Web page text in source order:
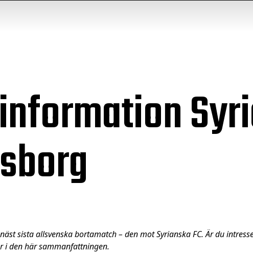
sista allsvenska bortamatch – den mot Syrianska FC. Är du
i den här sammanfattningen.